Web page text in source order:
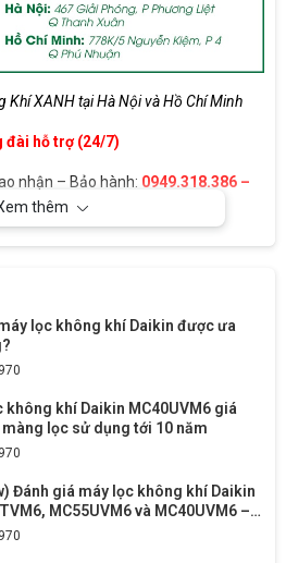
XANH tại Hà Nội và Hồ Chí Minh
đài hỗ trợ (24/7)
nhận – Bảo hành: 0949.318.386 –
Bán buôn:0936.81.61.61
thêm
lọc không khí Daikin được ưa
không khí Daikin MC40UVM6 giá
lọc sử dụng tới 10 năm
Đánh giá máy lọc không khí Daikin
MC55UVM6 và MC40UVM6 –
nhất năm 2018